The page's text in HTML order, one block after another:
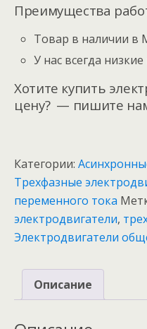
Преимущества
Товар в наличии в
У нас всегда
Хотите купить
цену? — пишите
Категории:
Трехфазные
переменного тока
электродвигатели,
Электродвигатели
Описание